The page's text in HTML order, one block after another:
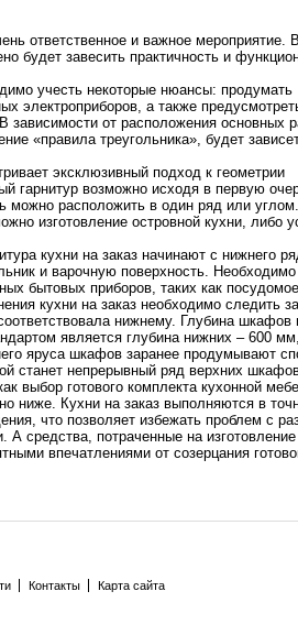
ответственное и важное мероприятие.
будет завесить практичность и
учесть некоторые нюансы: продумать
электроприборов, а также
от расположения основных
«правила треугольника», будет
эксклюзивный подход к геометрии
гарнитур возможно исходя в первую
можно расположить в один ряд или
изготовление островной кухни, либо
кухни на заказ начинают с нижнего
и варочную поверхность. Необходимо
бытовых приборов, таких как
кухни на заказ необходимо следить
нижнему. Глубина шкафов
является глубина нижних – 600
яруса шкафов заранее продумывают
станет непрерывный ряд верхних
выбор готового комплекта кухонной
ниже. Кухни на заказ выполняются в
что позволяет избежать проблем с
А средства, потраченные на изготовление
впечатлениями от созерцания
Контакты Карта сайта